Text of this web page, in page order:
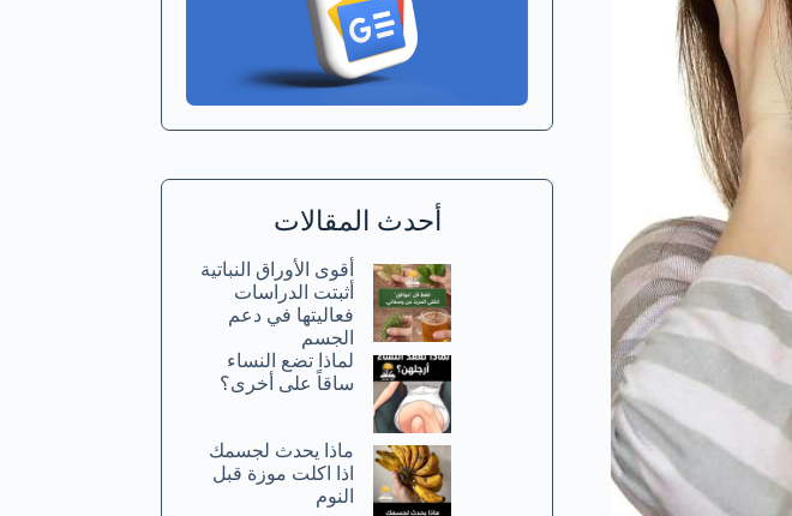
أحدث المقالات
أقوى الأوراق النباتية
أثبتت الدراسات
فعاليتها في دعم
الجسم
لماذا تضع النساء
ساقاً على أخرى؟
ماذا يحدث لجسمك
اذا اكلت موزة قبل
النوم